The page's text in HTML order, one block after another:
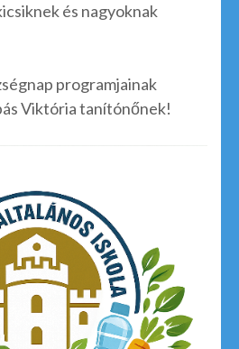
és nagyoknak
programjainak
Viktória tanítónőnek!